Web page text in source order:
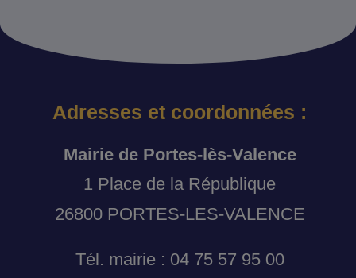
Adresses et coordonnées :
Mairie de Portes-lès-Valence
1 Place de la République
26800 PORTES-LES-VALENCE
Tél. mairie : 04 75 57 95 00